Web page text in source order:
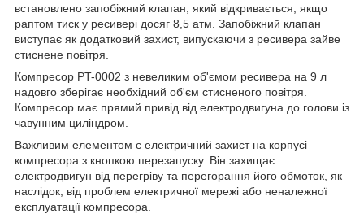
встановлено запобіжний клапан, який відкривається, якщо
раптом тиск у ресивері досяг 8,5 атм. Запобіжний клапан
виступає як додатковий захист, випускаючи з ресивера зайве
стиснене повітря.
Компресор PT-0002 з невеликим об'ємом ресивера на 9 л
надовго зберігає необхідний об'єм стисненого повітря.
Компресор має прямий привід від електродвигуна до голови із
чавунним циліндром.
Важливим елементом є електричний захист на корпусі
компресора з кнопкою перезапуску. Він захищає
електродвигун від перегріву та перегорання його обмоток, як
наслідок, від проблем електричної мережі або неналежної
експлуатації компресора.